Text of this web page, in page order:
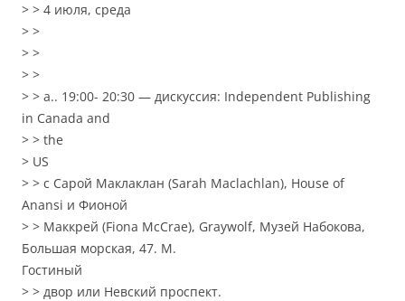
> > 4 июля, среда
> >
> >
> >
> > a.. 19:00- 20:30 — дискуссия: Independent Publishing
in Canada and
> > the
> US
> > с Сарой Маклаклан (Sarah Maclachlan), House of
Anansi и Фионой
> > Маккрей (Fiona McCrae), Graywolf, Музей Набокова,
Большая морская, 47. М.
Гостиный
> > двор или Невский проспект.